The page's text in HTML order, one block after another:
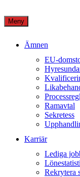
Meny
Ämnen
EU-
Ramavtal
Sekretess
Karriär
Lediga
Rekrytera